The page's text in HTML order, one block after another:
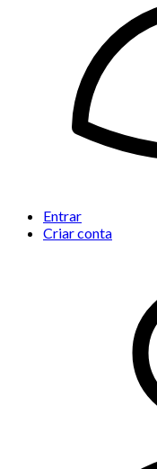
Entrar
Criar conta